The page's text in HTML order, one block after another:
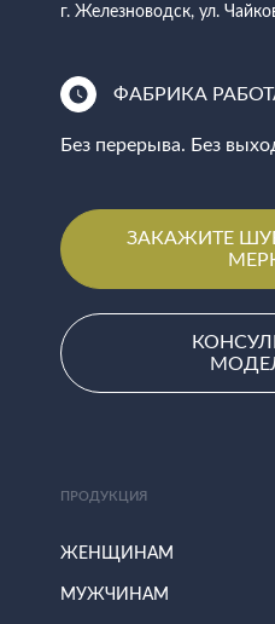
г. Железноводск, ул.
ФАБРИКА
Без перерыва. Без
ЗАКАЖИТЕ
ПРОДУКЦИЯ
ЖЕНЩИНАМ
МУЖЧИНАМ